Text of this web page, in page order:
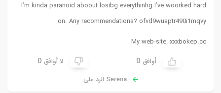
I’m kinda paranoid aboout losibg everythinhg I’ve woorked hard
on. Any recommendations? ofvd9wuaptr490i1mqvy
My web-site:xxxbokep.cc
أوافق 0 لا أوافق 0
Serena الرد على